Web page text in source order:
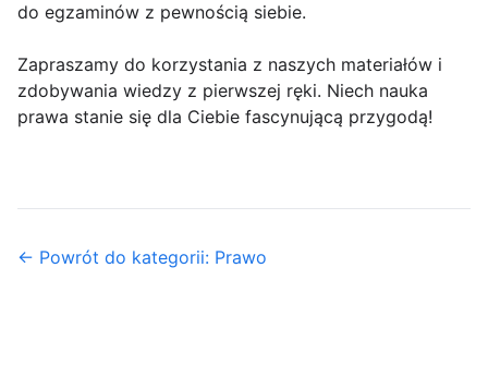
do egzaminów z pewnością siebie.
Zapraszamy do korzystania z naszych materiałów i
zdobywania wiedzy z pierwszej ręki. Niech nauka
prawa stanie się dla Ciebie fascynującą przygodą!
← Powrót do kategorii: Prawo